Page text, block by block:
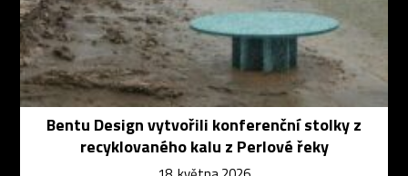
Bentu Design vytvořili konferenční stolky z
recyklovaného kalu z Perlové řeky